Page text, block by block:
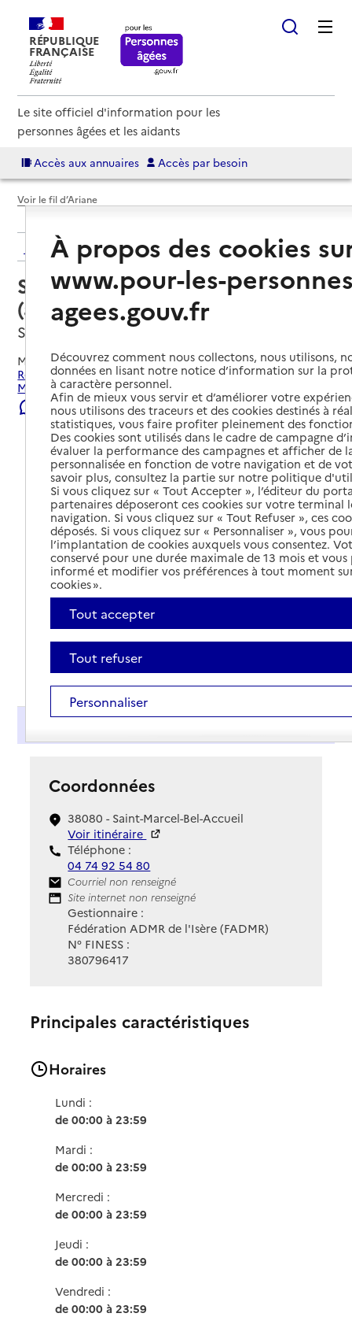
RÉPUBLIQUE
FRANÇAISE
Le site officiel d'information pour les
personnes âgées et les aidants
Accès aux annuaires Accès par besoin
Voir le fil d’Ariane
Retour aux résultats de l'annuaire
Service autonomie à domicile
(aide) – ADMR
Saint-Marcel-Bel-Accueil, ISERE
Mis à jour le23/07/2026
Rechercher les établissements et services autour de Saint-
Marcel-Bel-Accueil.
Signaler une erreur
Coordonnées
38080 - Saint-Marcel-Bel-Accueil
Voir itinéraire
Téléphone :
04 74 92 54 80
Contact
Courriel non renseigné
Site Internet
Site internet non renseigné
Gestionnaire :
Fédération ADMR de l'Isère (FADMR)
N° FINESS :
380796417
Principales caractéristiques
Horaires
Lundi :
de 00:00 à 23:59
Mardi :
de 00:00 à 23:59
Mercredi :
de 00:00 à 23:59
Jeudi :
de 00:00 à 23:59
Vendredi :
de 00:00 à 23:59
À propos des cookies
www.pour-les-
agees.gouv.fr
Découvrez comment nous collectons, nous utilisons,
données en lisant notre notice d’information sur la
à caractère personnel.
Afin de mieux vous servir et d’améliorer votre
nous utilisons des traceurs et des cookies destinés à
statistiques, vous faire profiter pleinement des
Des cookies sont utilisés dans le cadre de campagne
évaluer la performance des campagnes et afficher de
personnalisée en fonction de votre navigation et de
savoir plus, consultez la partie sur notre politique
Si vous cliquez sur « Tout Accepter », l’éditeur du
partenaires déposeront ces cookies sur votre terminal
navigation. Si vous cliquez sur « Tout Refuser », ces
déposés. Si vous cliquez sur « Personnaliser », vous
l’implantation de cookies auxquels vous consentez.
conservé pour une durée maximale de 13 mois et
informé et modifier vos préférences à tout moment
cookies ».
Tout accepter
Tout refuser
Personnaliser